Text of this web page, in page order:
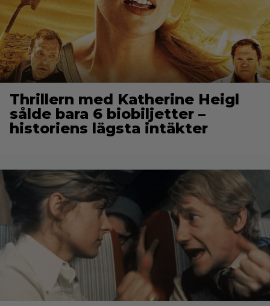
Thrillern med Katherine Heigl
sålde bara 6 biobiljetter –
historiens lägsta intäkter